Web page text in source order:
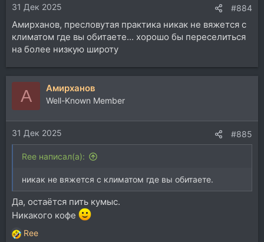
31 Дек 2025 #884
Амирханов, пресловутая практика никак не вяжется с
климатом где вы обитаете... хорошо бы переселиться
на более низкую широту
A Aмирханов
Well-Known Member
31 Дек 2025 #885
Ree написал(а):
никак не вяжется с климатом где вы обитаете.
Да, остаётся пить кумыс.
Никакого кофе
Р Ree